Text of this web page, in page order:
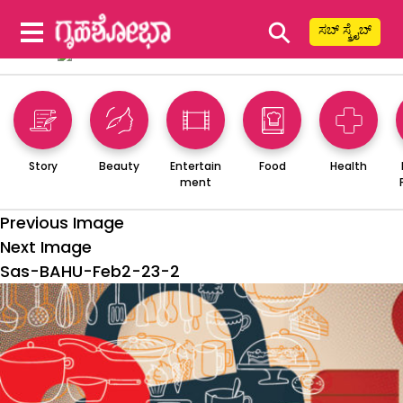
⚲ ಸಬ್ ಸ್ಕ್ರೈಬ್
Story Beauty
Entertain
ment
Food Health
Previous Image
Next Image
Sas-BAHU-Feb2-23-2